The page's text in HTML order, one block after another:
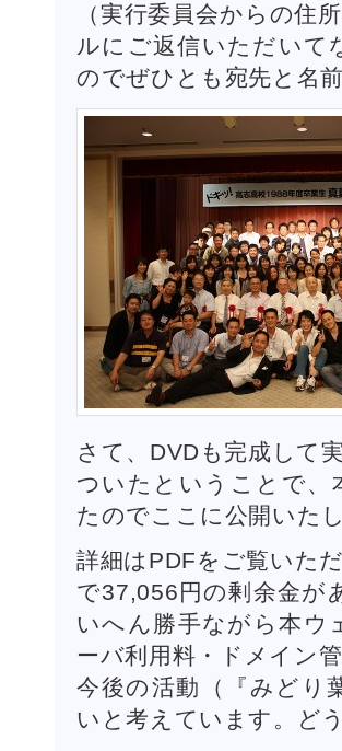
（実行委員会からの住
ルにご返信いただいて
のでぜひとも宛先と名
さて、DVDも完成して
ついたということで、
たのでここに公開いた
詳細はPDFをご覧いた
で37,056円の剰余金が
いへん勝手ながら本ウ
ーバ利用料・ドメイン
今後の活動（『みどり
いと考えています。ど